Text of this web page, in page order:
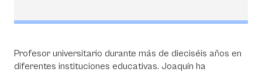
Profesor universitario durante más de dieciséis años en
diferentes instituciones educativas. Joaquín ha